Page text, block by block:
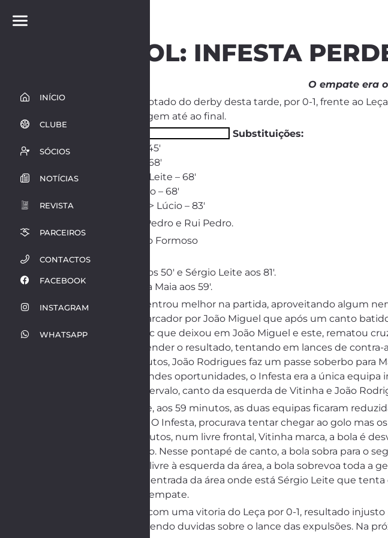
INÍCIO
CLUBE
SÓCIOS
NOTÍCIAS
REVISTA
PARCEIROS
CONTACTOS
FACEBOOK
INSTAGRAM
WHATSAPP
FUTEBOL: INFESTA
O empate era
O Infesta saiu derrotado do derby desta tarde, por 0-1, frente ao
e segurou a vantagem até ao final.
Substituições:
– Amaral -> João – 45′
– Sousa -> Flávio – 68′
– Galego -> Sérgio Leite – 68′
– Káka -> João Pinto – 68′
– João Rodrigues -> Lúcio – 83′
Zé Pedro e Rui Pedro.
António Formoso
Disciplina:
Amarelos a Káka aos 50′ e Sérgio Leite aos 81′.
Vermelho directo a Maia aos 59′.
A equipa do Leça entrou melhor na partida, aproveitando algum
adiantou-se no marcador por João Miguel que após um canto
estava Michel Adzic que deixou em João Miguel e este, rematou
Leça passou a defender o resultado, tentando em lances de
leceiro, aos 13 minutos, João Rodrigues faz um passe soberbo
lado. Sem criar grandes oportunidades, o Infesta era a única
podia. Perto do intervalo, canto da esquerda de Vitinha e João
Nas segunda parte, aos 59 minutos, as duas equipas ficaram
Cláudio, pelo Leça. O Infesta, procurava tentar chegar ao golo mas
perigo. Aos 83 minutos, num livre frontal, Vitinha marca, a bola é
defende para canto. Nesse pontapé de canto, a bola sobra para o
Vitinha marca um livre à esquerda da área, a bola sobrevoa toda a
a bola sobra para a entrada da área onde está Sérgio Leite que
golo impedindo o empate.
A partida termina com uma vitoria do Leça por 0-1, resultado
em geral bem, havendo duvidas sobre o lance das expulsões. Na